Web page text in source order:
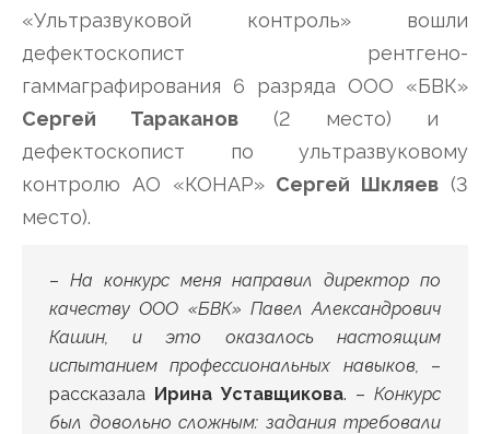
«Ультразвуковой контроль» вошли
дефектоскопист рентгено-
гаммаграфирования 6 разряда ООО «БВК»
Сергей Тараканов (2 место) и
дефектоскопист по ультразвуковому
контролю АО «КОНАР» Сергей Шкляев (3
место).
– На конкурс меня направил директор по
качеству ООО «БВК» Павел Александрович
Кашин, и это оказалось настоящим
испытанием профессиональных навыков, –
рассказала Ирина Уставщикова. – Конкурс
был довольно сложным: задания требовали